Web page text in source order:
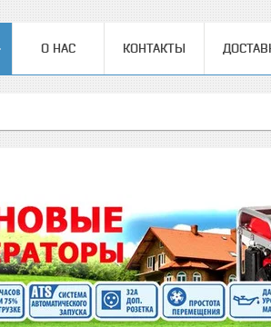
О НАС КОНТАКТЫ